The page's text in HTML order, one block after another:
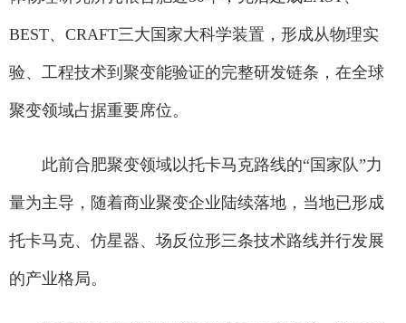
BEST、CRAFT三大国家大科学装置，形成从物理实
验、工程技术到聚变能验证的完整研发链条，在全球
聚变领域占据重要席位。
此前合肥聚变领域以托卡马克路线的“国家队”力
量为主导，随着商业聚变企业陆续落地，当地已形成
托卡马克、仿星器、场反位形三条技术路线并行发展
的产业格局。